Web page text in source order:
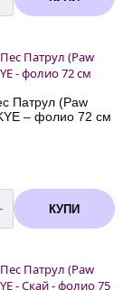
Патрул (Paw
– фолио 72 см
КУПИ